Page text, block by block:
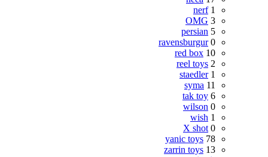
nerf 1
OMG 3
persian 5
ravensburgur 0
red box 10
reel toys 2
staedler 1
syma 11
tak toy 6
wilson 0
wish 1
X shot 0
yanic toys 78
zarrin toys 13